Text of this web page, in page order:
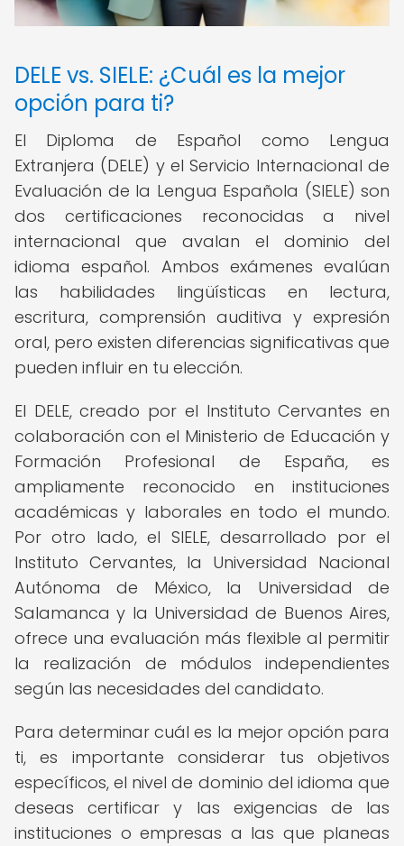
DELE vs. SIELE: ¿Cuál es la mejor
opción para ti?
El Diploma de Español como Lengua
Extranjera (DELE) y el Servicio Internacional de
Evaluación de la Lengua Española (SIELE) son
dos certificaciones reconocidas a nivel
internacional que avalan el dominio del
idioma español. Ambos exámenes evalúan
las habilidades lingüísticas en lectura,
escritura, comprensión auditiva y expresión
oral, pero existen diferencias significativas que
pueden influir en tu elección.
El DELE, creado por el Instituto Cervantes en
colaboración con el Ministerio de Educación y
Formación Profesional de España, es
ampliamente reconocido en instituciones
académicas y laborales en todo el mundo.
Por otro lado, el SIELE, desarrollado por el
Instituto Cervantes, la Universidad Nacional
Autónoma de México, la Universidad de
Salamanca y la Universidad de Buenos Aires,
ofrece una evaluación más flexible al permitir
la realización de módulos independientes
según las necesidades del candidato.
Para determinar cuál es la mejor opción para
ti, es importante considerar tus objetivos
específicos, el nivel de dominio del idioma que
deseas certificar y las exigencias de las
instituciones o empresas a las que planeas